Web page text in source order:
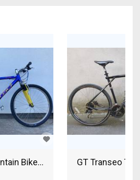
Bike 26" dual suspension
GT Transeo